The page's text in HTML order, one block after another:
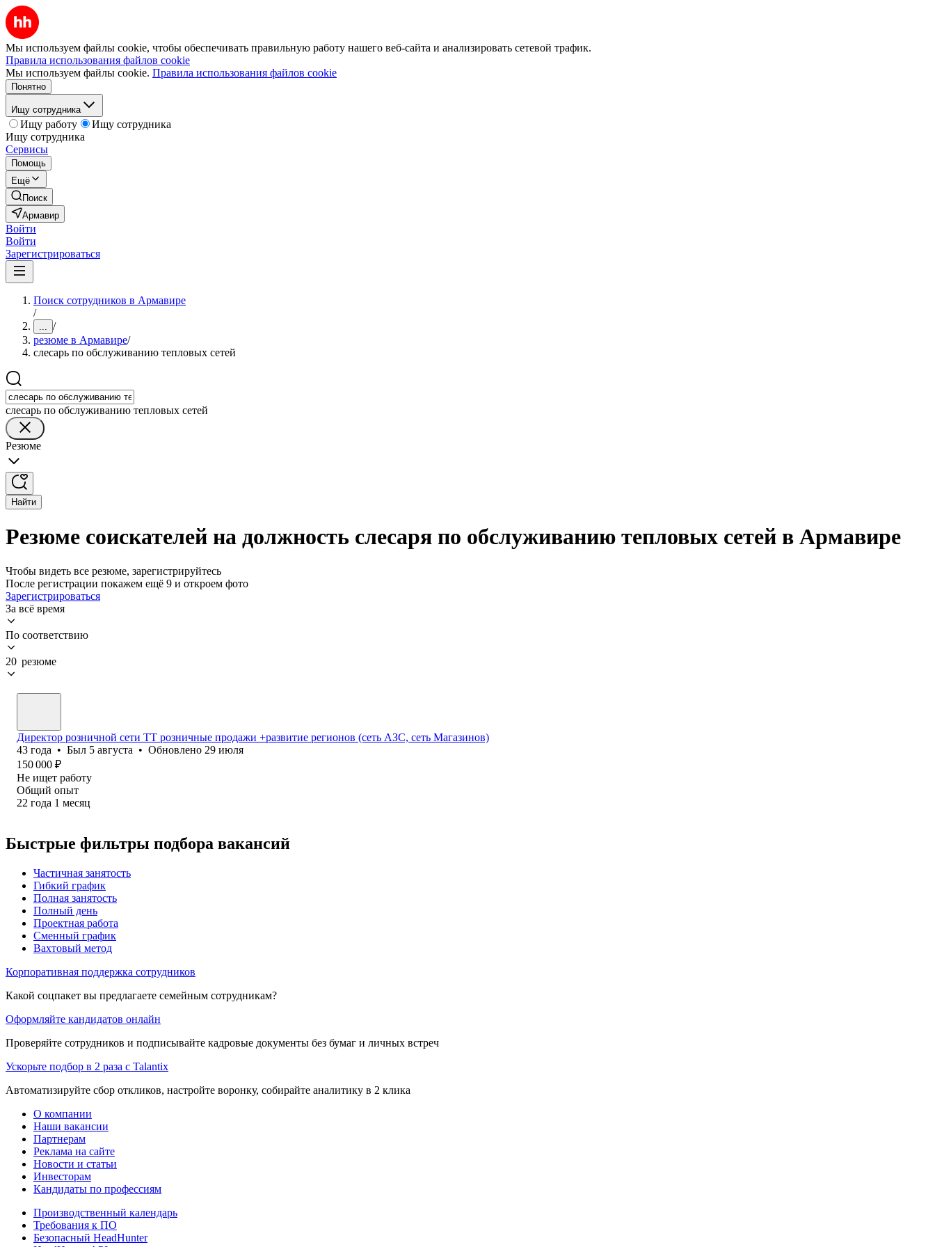
Мы используем файлы cookie, чтобы обеспечивать правильную работу нашего веб-сайта и анализировать сетевой трафик.
Правила использования файлов cookie
Мы используем файлы cookie. Правила использования файлов cookie
Понятно
Ищу сотрудника
Ищу работу
Ищу сотрудника
Ищу сотрудника
Сервисы
Помощь
Ещё
Поиск
Армавир
Войти
Войти
Зарегистрироваться
Поиск сотрудников в Армавире
/
... /
резюме в Армавире/
слесарь по обслуживанию тепловых сетей
слесарь по обслуживанию тепловых сетей
Резюме
Найти
Резюме соискателей на должность слесаря по обслуживанию тепловых сетей в Армавире
Чтобы видеть все резюме, зарегистрируйтесь
После регистрации покажем ещё 9 и откроем фото
Зарегистрироваться
За всё время
По соответствию
20 резюме
Директор розничной сети ТТ розничные продажи +развитие регионов (сеть АЗС, сеть Магазинов)
43 года • Был 5 августа • Обновлено 29 июля
150 000 ₽
Не ищет работу
Общий опыт
22 года 1 месяц
Быстрые фильтры подбора вакансий
Частичная занятость
Гибкий график
Полная занятость
Полный день
Проектная работа
Сменный график
Вахтовый метод
Корпоративная поддержка сотрудников
Какой соцпакет вы предлагаете семейным сотрудникам?
Оформляйте кандидатов онлайн
Проверяйте сотрудников и подписывайте кадровые документы без бумаг и личных встреч
Ускорьте подбор в 2 раза с Talantix
Автоматизируйте сбор откликов, настройте воронку, собирайте аналитику в 2 клика
О компании
Наши вакансии
Партнерам
Реклама на сайте
Новости и статьи
Инвесторам
Кандидаты по профессиям
Производственный календарь
Требования к ПО
Безопасный HeadHunter